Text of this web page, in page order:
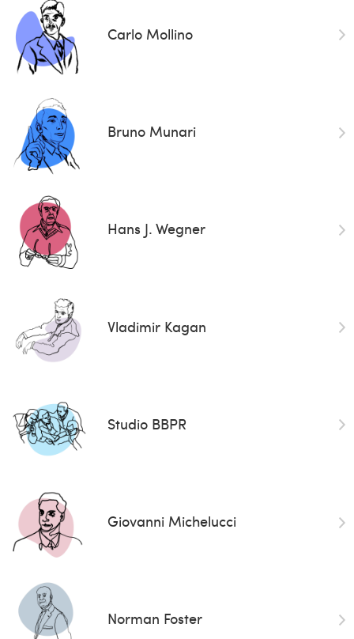
Carlo Mollino
Bruno Munari
Hans J. Wegner
Vladimir Kagan
Studio BBPR
Giovanni Michelucci
Norman Foster